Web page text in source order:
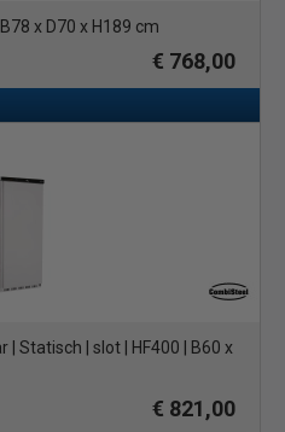
x D70 x H189 cm
€ 768,00
Statisch | slot | HF400 | B60 x
€ 821,00